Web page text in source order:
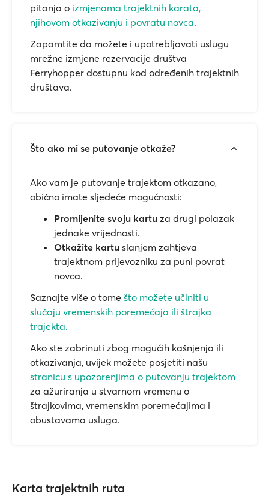
pitanja o izmjenama trajektnih karata,
njihovom otkazivanju i povratu novca.
Zapamtite da možete i upotrebljavati uslugu
mrežne izmjene rezervacije društva
Ferryhopper dostupnu kod određenih trajektnih
društava.
Što ako mi se putovanje otkaže?
Ako vam je putovanje trajektom otkazano,
obično imate sljedeće mogućnosti:
Promijenite svoju kartu za drugi polazak
jednake vrijednosti.
Otkažite kartu slanjem zahtjeva
trajektnom prijevozniku za puni povrat
novca.
Saznajte više o tome što možete učiniti u
slučaju vremenskih poremećaja ili štrajka
trajekta.
Ako ste zabrinuti zbog mogućih kašnjenja ili
otkazivanja, uvijek možete posjetiti našu
stranicu s upozorenjima o putovanju trajektom
za ažuriranja u stvarnom vremenu o
štrajkovima, vremenskim poremećajima i
obustavama usluga.
Karta trajektnih ruta